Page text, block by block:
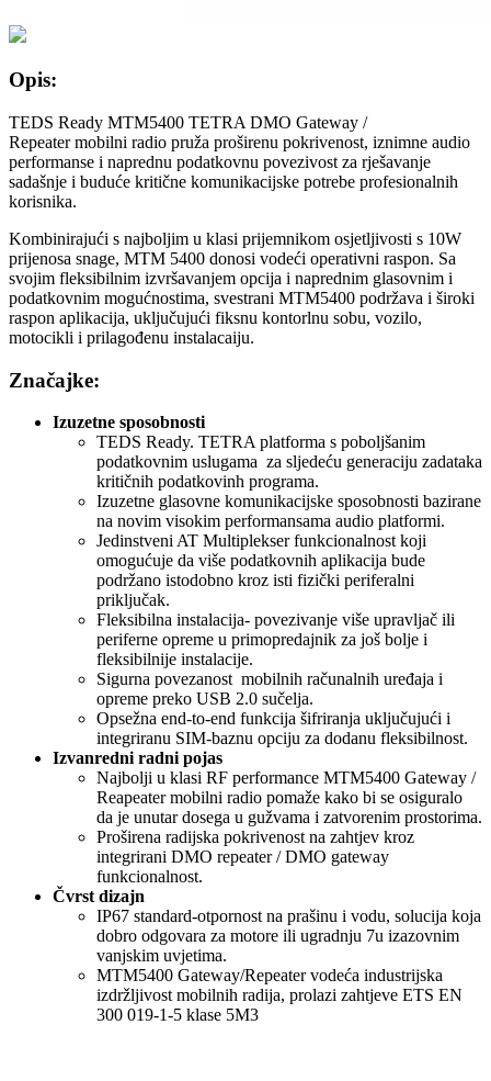
Opis:
TEDS Ready MTM5400 TETRA DMO Gateway /
Repeater mobilni radio pruža proširenu pokrivenost, iznimne audio
performanse i naprednu podatkovnu povezivost za rješavanje
sadašnje i buduće kritične komunikacijske potrebe profesionalnih
korisnika.
Kombinirajući s najboljim u klasi prijemnikom osjetljivosti s 10W
prijenosa snage, MTM 5400 donosi vodeći operativni raspon. Sa
svojim fleksibilnim izvršavanjem opcija i naprednim glasovnim i
podatkovnim mogućnostima, svestrani MTM5400 podržava i široki
raspon aplikacija, uključujući fiksnu kontorlnu sobu, vozilo,
motocikli i prilagođenu instalacaiju.
Značajke:
Izuzetne sposobnosti
TEDS Ready. TETRA platforma s poboljšanim
podatkovnim uslugama za sljedeću generaciju zadataka
kritičnih podatkovinh programa.
Izuzetne glasovne komunikacijske sposobnosti bazirane
na novim visokim performansama audio platformi.
Jedinstveni AT Multiplekser funkcionalnost koji
omogućuje da više podatkovnih aplikacija bude
podržano istodobno kroz isti fizički periferalni
priključak.
Fleksibilna instalacija- povezivanje više upravljač ili
periferne opreme u primopredajnik za još bolje i
fleksibilnije instalacije.
Sigurna povezanost mobilnih računalnih uređaja i
opreme preko USB 2.0 sučelja.
Opsežna end-to-end funkcija šifriranja uključujući i
integriranu SIM-baznu opciju za dodanu fleksibilnost.
Izvanredni radni pojas
Najbolji u klasi RF performance MTM5400 Gateway /
Reapeater mobilni radio pomaže kako bi se osiguralo
da je unutar dosega u gužvama i zatvorenim prostorima.
Proširena radijska pokrivenost na zahtjev kroz
integrirani DMO repeater / DMO gateway
funkcionalnost.
Čvrst dizajn
IP67 standard-otpornost na prašinu i vodu, solucija koja
dobro odgovara za motore ili ugradnju 7u izazovnim
vanjskim uvjetima.
MTM5400 Gateway/Repeater vodeća industrijska
izdržljivost mobilnih radija, prolazi zahtjeve ETS EN
300 019-1-5 klase 5M3